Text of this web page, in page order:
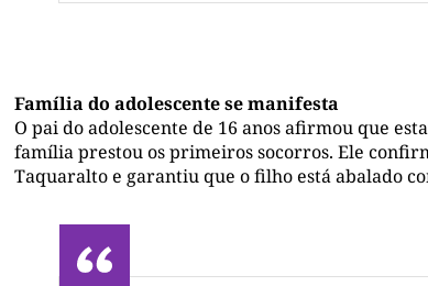
Família do adolescente se manifesta
O pai do adolescente de 16 anos afirmou que
família prestou os primeiros socorros. Ele
Taquaralto e garantiu que o filho está abalado